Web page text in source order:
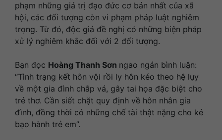
phạm những giá trị đạo đức cơ bản nhất của xã
hội, các đối tượng còn vi phạm pháp luật nghiêm
trọng. Từ đó, độc giả đề nghị có những biện pháp
xử lý nghiêm khắc đối với 2 đối tượng.
Bạn đọc Hoàng Thanh Sơn ngao ngán bình luận:
“Tình trạng kết hôn vội rồi ly hôn kéo theo hệ lụy
về một gia đình chắp vá, gây tai họa đặc biệt cho
trẻ thơ. Cần siết chặt quy định về hôn nhân gia
đình, đồng thời có những chế tài thật nặng cho kẻ
bạo hành trẻ em”.